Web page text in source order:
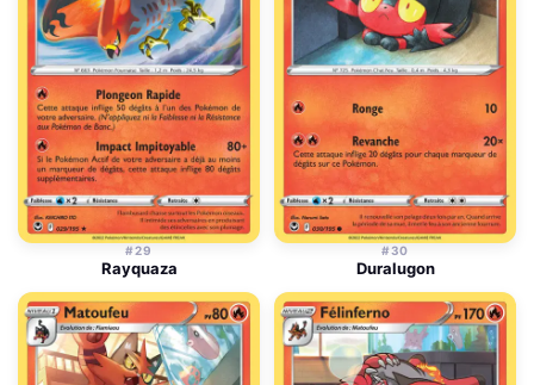
#29
Rayquaza
#30
Duralugon